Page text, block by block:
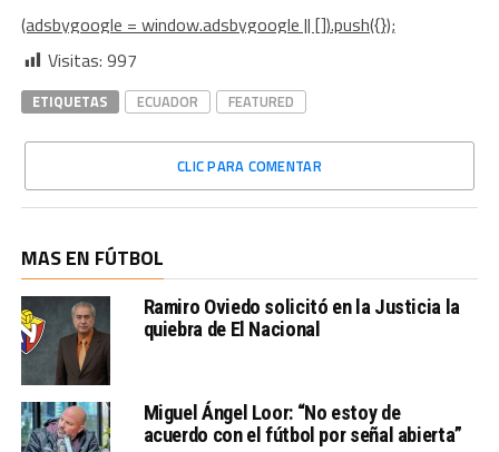
(adsbygoogle = window.adsbygoogle || []).push({});
Visitas: 997
ETIQUETAS ECUADOR FEATURED
CLIC PARA COMENTAR
MAS EN FÚTBOL
Ramiro Oviedo solicitó en la Justicia la
quiebra de El Nacional
Miguel Ángel Loor: “No estoy de
acuerdo con el fútbol por señal abierta”